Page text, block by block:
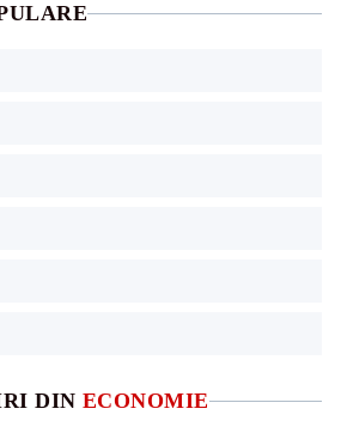
DIN ECONOMIE